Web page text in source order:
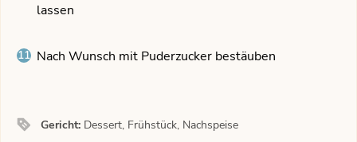
lassen
Nach Wunsch mit Puderzucker bestäuben
Gericht: Dessert, Frühstück, Nachspeise